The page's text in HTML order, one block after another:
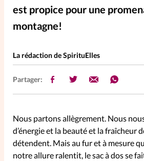
Elles nous inspirent
Entre4yeux
La Bible au féminin
Lifestyle
PersonnElles
est propice pour une
montagne!
La rédaction de SpirituElles
Partager:
Nous partons allègrement. Nous
d’énergie et la beauté et la fraîcheur
détendent. Mais au fur et à mesure
notre allure ralentit, le sac à dos se